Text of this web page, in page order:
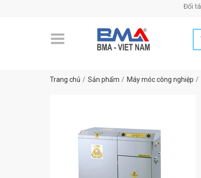
Đối tác uy tín
Trang chủ Sản phẩm Máy móc công nghiệp